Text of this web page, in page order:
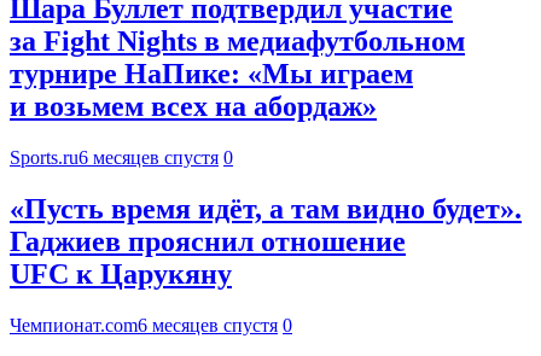
Шара Буллет подтвердил участие
за Fight Nights в медиафутбольном
турнире НаПике: «Мы играем
и возьмем всех на абордаж»
Sports.ru6 месяцев спустя 0
«Пусть время идёт, а там видно будет».
Гаджиев прояснил отношение
UFC к Царукяну
Чемпионат.com6 месяцев спустя 0